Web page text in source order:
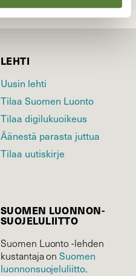
LEHTI
Uusin lehti
Tilaa Suomen Luonto
Tilaa digilukuoikeus
Äänestä parasta juttua
Tilaa uutiskirje
SUOMEN LUONNON­
SUOJELU­LIITTO
Suomen Luonto -lehden
kustantaja onSuomen
luonnonsuojelu­liitto.